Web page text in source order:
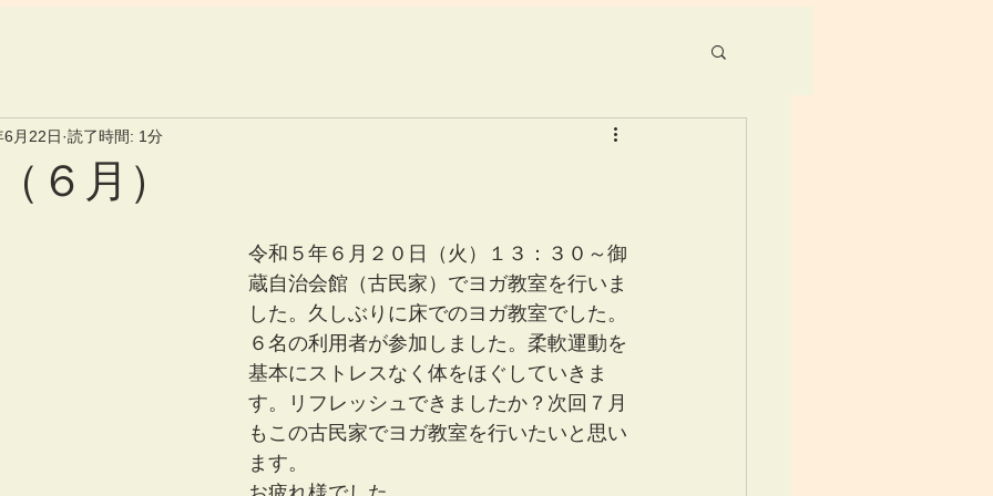
６月）
月22日 読了時間: 1分
令和５年６月２０日（火）１３：３０～御
蔵自治会館（古民家）でヨガ教室を行いま
した。久しぶりに床でのヨガ教室でした。
６名の利用者が参加しました。柔軟運動を
基本にストレスなく体をほぐしていきま
す。リフレッシュできましたか？次回７月
もこの古民家でヨガ教室を行いたいと思い
ます。